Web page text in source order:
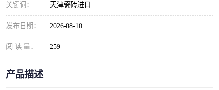
关键词： 天津瓷砖进口
发布日期： 2026-08-10
阅 读 量： 259
产品描述